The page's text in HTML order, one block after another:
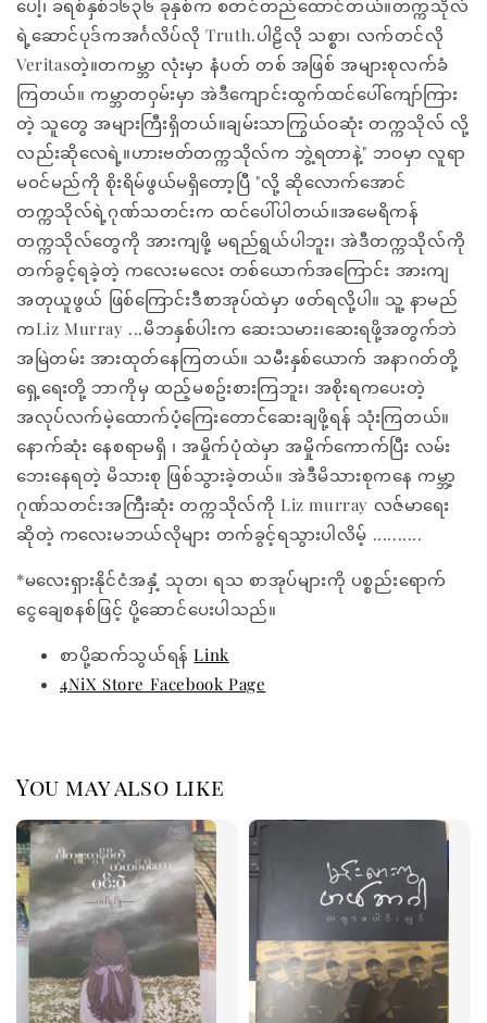
ပေါ့၊ ခရစ်နှစ်၁၆၃၆ ခုနှစ်က စတင်တည်ထောင်တယ်။တက္ကသိုလ်
ရဲ့ဆောင်ပုဒ်ကအင်္ဂလိပ်လို Truth.ပါဠိလို သစ္စာ၊ လက်တင်လို
Veritasတဲ့။တကမ္ဘာ လုံးမှာ နံပတ် တစ် အဖြစ် အများစုလက်ခံ
ကြတယ်။ ကမ္ဘာတဝှမ်းမှာ အဲဒီကျောင်းထွက်ထင်ပေါ်ကျော်ကြား
တဲ့ သူတွေ အများကြီးရှိတယ်။ချမ်းသာကြွယ်ဝဆုံး တက္ကသိုလ် လို့
လည်းဆိုလေရဲ့။ဟားဗတ်တက္ကသိုလ်က ဘွဲ့ရတာနဲ့" ဘဝမှာ လူရာ
မဝင်မည်ကို စိုးရိမ်ဖွယ်မရှိတော့ပြီ "လို့ ဆိုလောက်အောင်
တက္ကသိုလ်ရဲ့ဂုဏ်သတင်းက ထင်ပေါ်ပါတယ်။အမေရိကန်
တက္ကသိုလ်တွေကို အားကျဖို့ မရည်ရွယ်ပါဘူး၊ အဲဒီတက္ကသိုလ်ကို
တက်ခွင့်ရခဲ့တဲ့ ကလေးမလေး တစ်ယောက်အကြောင်း အားကျ
အတုယူဖွယ် ဖြစ်ကြောင်းဒီစာအုပ်ထဲမှာ ဖတ်ရလို့ပါ။ သူ့ နာမည်
ကLiz Murray ...မိဘနှစ်ပါးက ဆေးသမား၊ဆေးရဖို့အတွက်ဘဲ
အမြဲတမ်း အားထုတ်နေကြတယ်။ သမီးနှစ်ယောက် အနာဂတ်တို့
ရှေ့ရေးတို့ ဘာကိုမှ ထည့်မစဥ်းစားကြဘူး၊ အစိုးရကပေးတဲ့
အလုပ်လက်မဲ့ထောက်ပံ့ကြေးတောင်ဆေးချဖို့ရန် သုံးကြတယ်။
နောက်ဆုံး နေစရာမရှိ ၊ အမှိုက်ပုံထဲမှာ အမှိုက်ကောက်ပြီး လမ်း
ဘေးနေရတဲ့ မိသားစု ဖြစ်သွားခဲ့တယ်။ အဲဒီမိသားစုကနေ ကမ္ဘာ့
ဂုဏ်သတင်းအကြီးဆုံး တက္ကသိုလ်ကို Liz murray လဇ်မာရေး
ဆိုတဲ့ ကလေးမဘယ်လိုများ တက်ခွင့်ရသွားပါလိမ့် ..........
*မလေးရှားနိုင်ငံအနှံ့ သုတ၊ ရသ စာအုပ်များကို ပစ္စည်းရောက်
ငွေချေစနစ်ဖြင့် ပို့ဆောင်ပေးပါသည်။
စာပို့ဆက်သွယ်ရန်Link
4NiX Store Facebook Page
You may also like